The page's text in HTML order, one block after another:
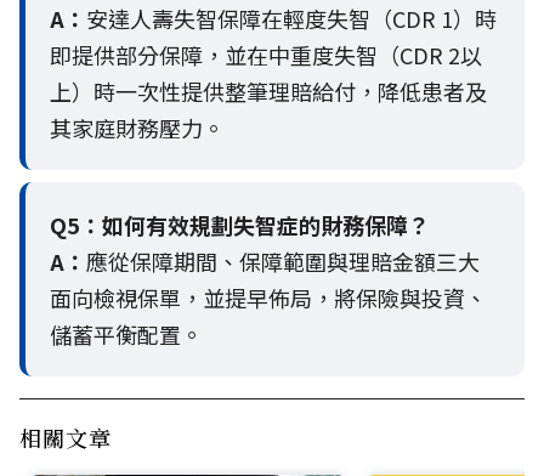
A： 安達人壽失智保障在輕度失智（CDR 1）時
即提供部分保障，並在中重度失智（CDR 2以
上）時一次性提供整筆理賠給付，降低患者及
其家庭財務壓力。
Q5： 如何有效規劃失智症的財務保障？
A： 應從保障期間、保障範圍與理賠金額三大
面向檢視保單，並提早佈局，將保險與投資、
儲蓄平衡配置。
相關文章